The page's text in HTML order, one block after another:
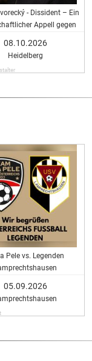
- Dissident – Ein
Appell gegen
08.10.2026
Heidelberg
Pele vs. Legenden
05.09.2026